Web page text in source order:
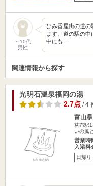
～10代
男性
ひみ番屋街の道の
ます。道の駅の
中にも…
関連情報から探す
光明石温泉福岡の湯
2.7点/ 4
富山
荻布駅
いの風
営業時
入浴料
日帰り